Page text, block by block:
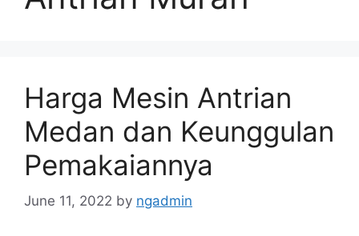
Harga Mesin Antrian
Medan dan Keunggulan
Pemakaiannya
June 11, 2022 by ngadmin